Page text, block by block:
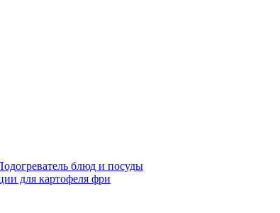
блюд и посуды
для картофеля фри